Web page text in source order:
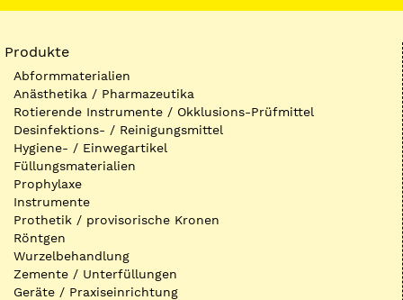
Produkte
Abformmaterialien
Anästhetika / Pharmazeutika
Rotierende Instrumente / Okklusions-Prüfmittel
Desinfektions- / Reinigungsmittel
Hygiene- / Einwegartikel
Füllungsmaterialien
Prophylaxe
Instrumente
Prothetik / provisorische Kronen
Röntgen
Wurzelbehandlung
Zemente / Unterfüllungen
Geräte / Praxiseinrichtung